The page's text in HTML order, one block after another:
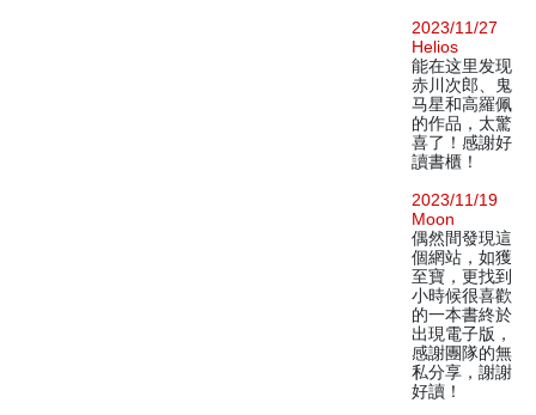
2023/11/27
Helios
能在这里发现
赤川次郎、鬼
马星和高羅佩
的作品，太驚
喜了！感謝好
讀書櫃！
2023/11/19
Moon
偶然間發現這
個網站，如獲
至寶，更找到
小時候很喜歡
的一本書終於
出現電子版，
感謝團隊的無
私分享，謝謝
好讀！